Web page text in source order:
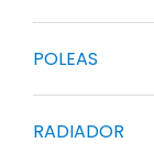
POLEAS
RADIADOR